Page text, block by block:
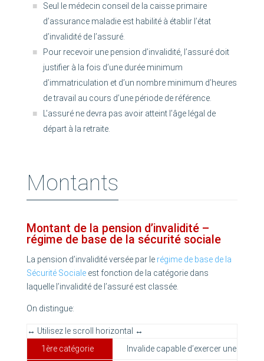
Seul le médecin conseil de la caisse primaire
d’assurance maladie est habilité à établir l’état
d’invalidité de l’assuré.
Pour recevoir une pension d’invalidité, l’assuré doit
justifier à la fois d’une durée minimum
d’immatriculation et d’un nombre minimum d’heures
de travail au cours d’une période de référence.
L’assuré ne devra pas avoir atteint l’âge légal de
départ à la retraite.
Montants
Montant de la pension d’invalidité –
régime de base de la sécurité sociale
La pension d’invalidité versée par le régime de base de la
Sécurité Socialeest fonction de la catégorie dans
laquelle l’invalidité de l’assuré est classée.
On distingue:
1ère catégorie Invalide capable d’exercer une